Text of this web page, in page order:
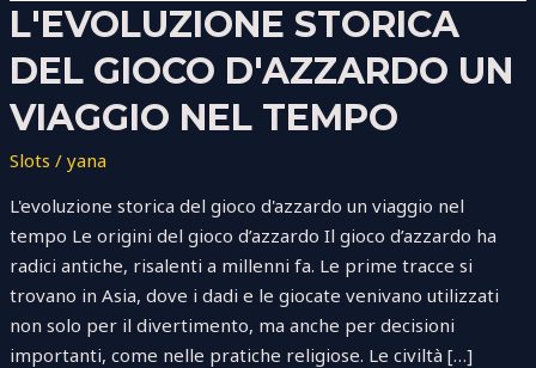
L'EVOLUZIONE STORICA
DEL GIOCO D'AZZARDO UN
VIAGGIO NEL TEMPO
Slots /yana
L'evoluzione storica del gioco d'azzardo un viaggio nel
tempo Le origini del gioco d’azzardo Il gioco d’azzardo ha
radici antiche, risalenti a millenni fa. Le prime tracce si
trovano in Asia, dove i dadi e le giocate venivano utilizzati
non solo per il divertimento, ma anche per decisioni
importanti, come nelle pratiche religiose. Le civiltà […]
L'evoluzione
storica
del
gioco
d'azzardo
un
tempo